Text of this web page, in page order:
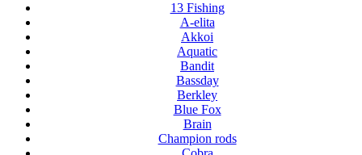
13 Fishing
A-elita
Akkoi
Aquatic
Bandit
Bassday
Berkley
Blue Fox
Brain
Champion rods